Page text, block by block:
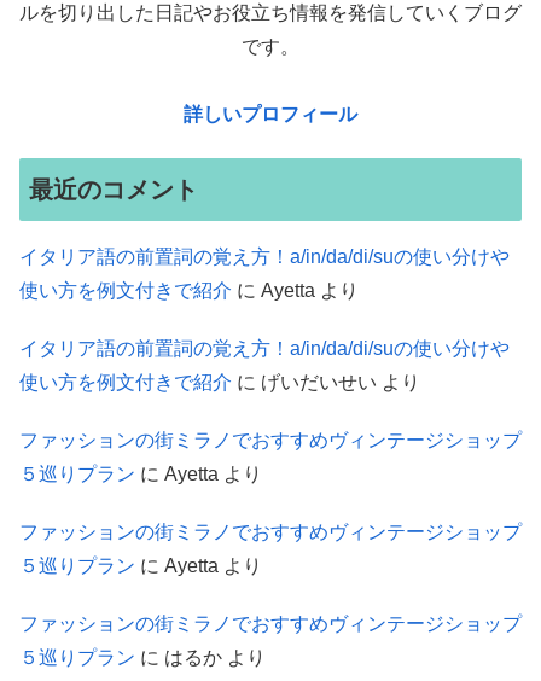
ルを切り出した日記やお役立ち情報を発信していくブログ
です。
詳しいプロフィール
最近のコメント
イタリア語の前置詞の覚え方！a/in/da/di/suの使い分けや
使い方を例文付きで紹介 に Ayetta より
イタリア語の前置詞の覚え方！a/in/da/di/suの使い分けや
使い方を例文付きで紹介 に げいだいせい より
ファッションの街ミラノでおすすめヴィンテージショップ
５巡りプラン に Ayetta より
ファッションの街ミラノでおすすめヴィンテージショップ
５巡りプラン に Ayetta より
ファッションの街ミラノでおすすめヴィンテージショップ
５巡りプラン に はるか より